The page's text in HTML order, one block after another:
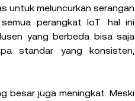
untuk meluncurkan serangan
perangkat IoT. hal ini
yang berbeda bisa saja
standar yang konsisten,
besar juga meningkat. Meski